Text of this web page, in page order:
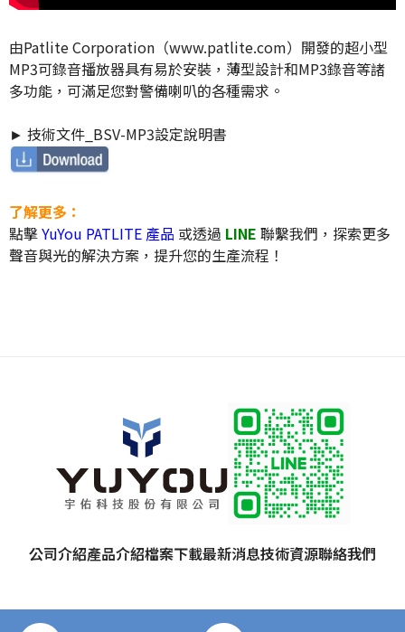
由Patlite Corporation（www.patlite.com）開發的超小型
MP3可錄音播放器具有易於安裝，薄型設計和MP3錄音等諸
多功能，可滿足您對警備喇叭的各種需求。
► 技術文件_BSV-MP3設定說明書
了解更多：
點擊YuYou PATLITE 產品 或透過 LINE 聯繫我們，探索更多
聲音與光的解決方案，提升您的生產流程！
公司介紹產品介紹檔案下載最新消息技術資源聯絡我們